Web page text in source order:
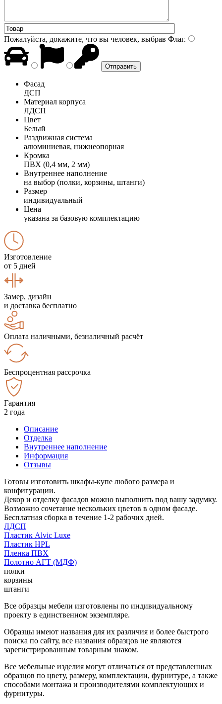
Пожалуйста, докажите, что вы человек, выбрав Флаг.
Фасад
ДСП
Материал корпуса
ЛДСП
Цвет
Белый
Раздвижная система
алюминиевая, нижнеопорная
Кромка
ПВХ (0,4 мм, 2 мм)
Внутреннее наполнение
на выбор (полки, корзины, штанги)
Размер
индивидуальный
Цена
указана за базовую комплектацию
Изготовление
от 5 дней
Замер, дизайн
и доставка бесплатно
Оплата наличными, безналичный расчёт
Беспроцентная рассрочка
Гарантия
2 года
Описание
Отделка
Внутреннее наполнение
Информация
Отзывы
Готовы изготовить шкафы-купе любого размера и
конфигурации.
Декор и отделку фасадов можно выполнить под вашу задумку.
Возможно сочетание нескольких цветов в одном фасаде.
Бесплатная сборка в течение 1-2 рабочих дней.
ЛДСП
Пластик Alvic Luxe
Пластик HPL
Пленка ПВХ
Полотно АГТ (МДФ)
полки
корзины
штанги
Все образцы мебели изготовлены по индивидуальному
проекту в единственном экземпляре.
Образцы имеют названия для их различия и более быстрого
поиска по сайту, все названия образцов не являются
зарегистрированным товарным знаком.
Все мебельные изделия могут отличаться от представленных
образцов по цвету, размеру, комплектации, фурнитуре, а также
способами монтажа и производителями комплектующих и
фурнитуры.